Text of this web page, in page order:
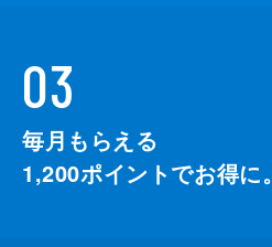
03
毎月もらえる
1,200ポイントでお得に。